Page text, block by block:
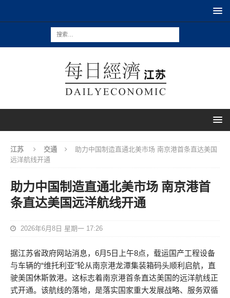
江苏 交通
助力中国制造直通北美市场 南京港首条直达美国
远洋航线开通
助力中国制造直通北美市场 南京港首
条直达美国远洋航线开通
2026年6月8日 星期一 17:26
据江苏省政府网站消息，6月5日上午8点，载运国产工程设备
与车辆的“维托利亚”轮从南京港龙潭集装箱码头顺利启航，直
驶美国休斯敦港。这标志着南京港首条直达美国的远洋航线正
式开通。该航线的落地，是落实国家重大发展战略、服务双循